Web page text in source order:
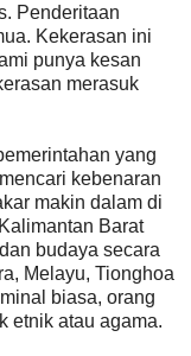
Penderitaan
Kekerasan ini
punya kesan
merasuk
yang
kebenaran
makin dalam di
Barat
budaya secara
Melayu, Tionghoa
biasa, orang
etnik atau agama.